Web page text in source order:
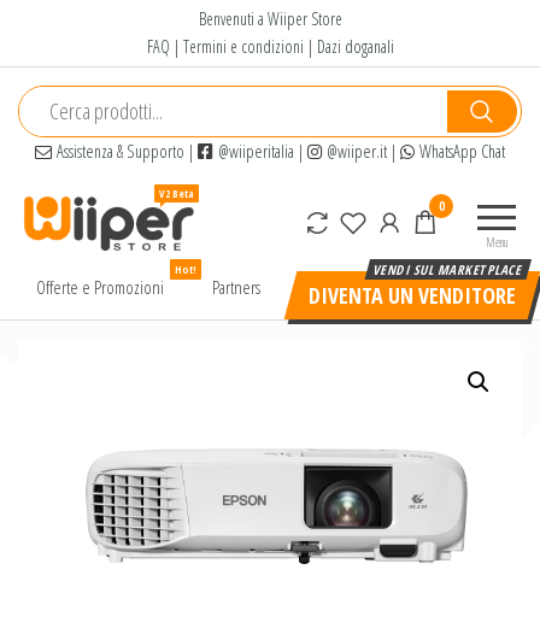
contenuto
Benvenuti a Wiiper Store
FAQ | Termini e condizioni | Dazi doganali
Assistenza & Supporto | @wiiperitalia | @wiiper.it| WhatsApp Chat
alta
Menu
0
Offerte e Promozioni
Hot!
Partners DIVENTA UN VENDITORE